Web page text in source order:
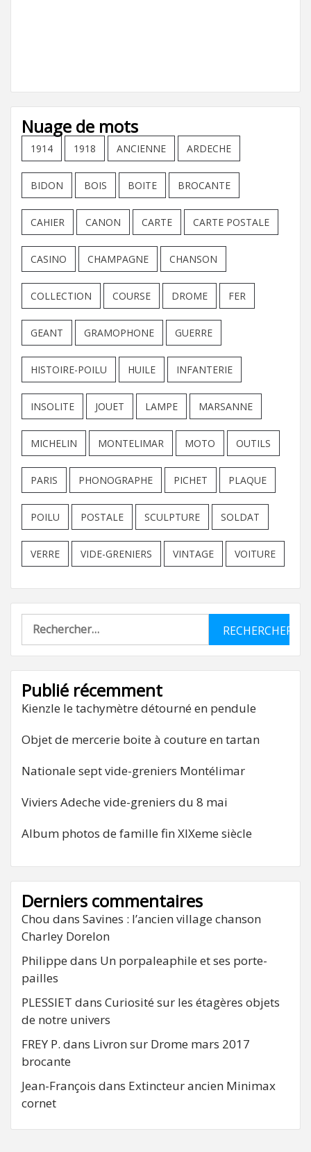
Nuage de mots
1914 1918 ANCIENNE ARDECHE
BIDON BOIS BOITE BROCANTE
CAHIER CANON CARTE CARTE POSTALE
CASINO CHAMPAGNE CHANSON
COLLECTION COURSE DROME FER
GEANT GRAMOPHONE GUERRE
HISTOIRE-POILU HUILE INFANTERIE
INSOLITE JOUET LAMPE MARSANNE
MICHELIN MONTELIMAR MOTO OUTILS
PARIS PHONOGRAPHE PICHET PLAQUE
POILU POSTALE SCULPTURE SOLDAT
VERRE VIDE-GRENIERS VINTAGE VOITURE
Rechercher :
Publié récemment
Kienzle le tachymètre détourné en pendule
Objet de mercerie boite à couture en tartan
Nationale sept vide-greniers Montélimar
Viviers Adeche vide-greniers du 8 mai
Album photos de famille fin XIXeme siècle
Derniers commentaires
Chou dans Savines : l’ancien village chanson
Charley Dorelon
Philippe dans Un porpaleaphile et ses porte-
pailles
PLESSIET dans Curiosité sur les étagères objets
de notre univers
FREY P. dans Livron sur Drome mars 2017
brocante
Jean-François dans Extincteur ancien Minimax
cornet